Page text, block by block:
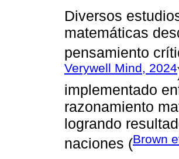
Diversos
matemáticas
pensamiento
Verywell Mind, 2024
implementado
razonamiento
logrando
naciones (Brown